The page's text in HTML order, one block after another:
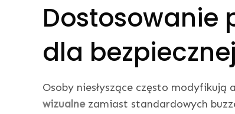
Dostosowanie
dla
Osoby niesłyszące często
wizualnezamiast standardowych